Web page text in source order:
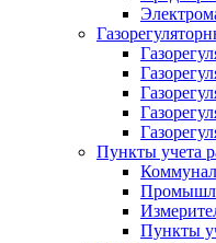
Пункты учета
Пункты